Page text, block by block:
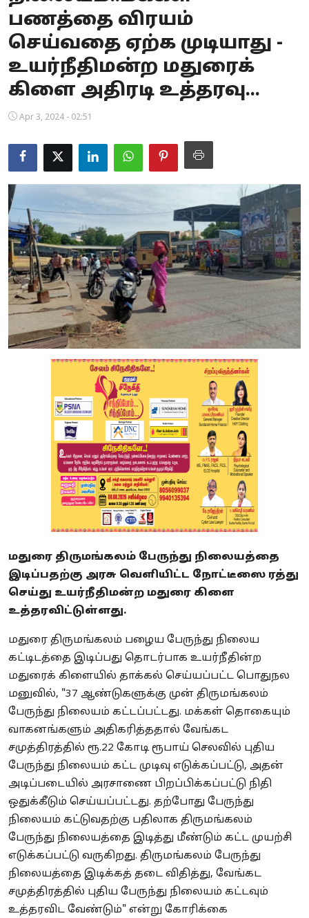
Business
Crime
Tamilnadu
National
World
Astrology
Spirituality
Weather
Politics
பணத்தை விரயம்
செய்வதை ஏற்க முடியாது -
உயர்நீதிமன்ற மதுரைக்
கிளை அதிரடி உத்தரவு...
Apr 3, 2024 - 02:51
மதுரை திருமங்கலம் பேருந்து நிலையத்தை
இடிப்பதற்கு அரசு வெளியிட்ட நோட்டீஸை ரத்து
செய்து உயர்நீதிமன்ற மதுரை கிளை
உத்தரவிட்டுள்ளது.
மதுரை திருமங்கலம் பழைய பேருந்து நிலைய
கட்டிடத்தை இடிப்பது தொடர்பாக உயர்நீதின்ற
மதுரைக் கிளையில் தாக்கல் செய்யப்பட்ட பொதுநல
மனுவில், "37 ஆண்டுகளுக்கு முன் திருமங்கலம்
பேருந்து நிலையம் கட்டப்பட்டது. மக்கள் தொகையும்
வாகனங்களும் அதிகரித்ததால் வேங்கட
சமுத்திரத்தில் ரூ.22 கோடி ரூபாய் செலவில் புதிய
பேருந்து நிலையம் கட்ட முடிவு எடுக்கப்பட்டு, அதன்
அடிப்படையில் அரசாணை பிறப்பிக்கப்பட்டு நிதி
ஒதுக்கீடும் செய்யப்பட்டது. தற்போது பேருந்து
நிலையம் கட்டுவதற்கு பதிலாக திருமங்கலம்
பேருந்து நிலையத்தை இடித்து மீண்டும் கட்ட முயற்சி
எடுக்கப்பட்டு வருகிறது. திருமங்கலம் பேருந்து
நிலையத்தை இடிக்கத் தடை விதித்து, வேங்கட
சமுத்திரத்தில் புதிய பேருந்து நிலையம் கட்டவும்
உத்தரவிட வேண்டும்" என்று கோரிக்கை